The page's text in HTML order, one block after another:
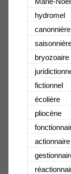
hydromel
canonnière
bryozoaire
fictionnel
écolière
pliocène
actionnaire